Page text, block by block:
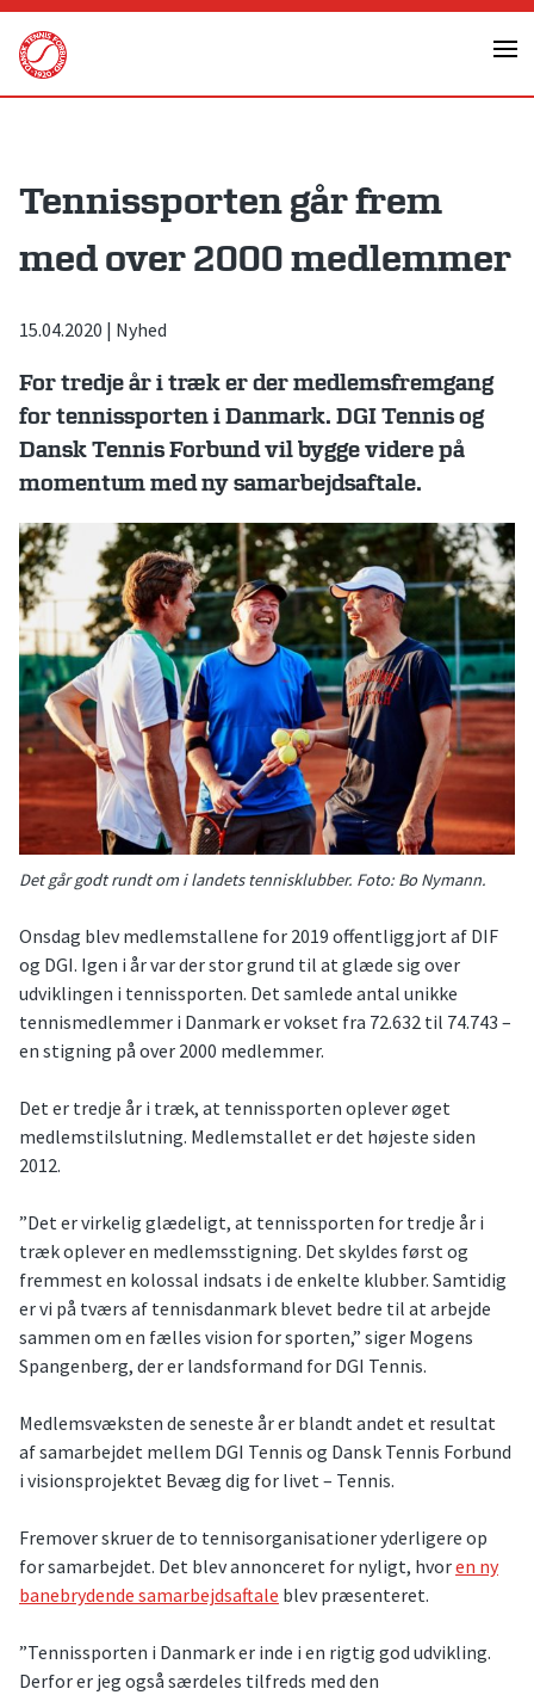
Skip
content
Tennissporten går frem
med over 2000 medlemmer
15.04.2020 | Nyhed
For tredje år i træk er der medlemsfremgang
for tennissporten i Danmark. DGI Tennis og
Dansk Tennis Forbund vil bygge videre på
momentum med ny samarbejdsaftale.
Det går godt rundt om i landets tennisklubber. Foto: Bo Nymann.
Onsdag blev medlemstallene for 2019 offentliggjort af DIF
og DGI. Igen i år var der stor grund til at glæde sig over
udviklingen i tennissporten. Det samlede antal unikke
tennismedlemmer i Danmark er vokset fra 72.632 til 74.743 –
en stigning på over 2000 medlemmer.
Det er tredje år i træk, at tennissporten oplever øget
medlemstilslutning. Medlemstallet er det højeste siden
2012.
”Det er virkelig glædeligt, at tennissporten for tredje år i
træk oplever en medlemsstigning. Det skyldes først og
fremmest en kolossal indsats i de enkelte klubber. Samtidig
er vi på tværs af tennisdanmark blevet bedre til at arbejde
sammen om en fælles vision for sporten,” siger Mogens
Spangenberg, der er landsformand for DGI Tennis.
Medlemsvæksten de seneste år er blandt andet et resultat
af samarbejdet mellem DGI Tennis og Dansk Tennis Forbund
i visionsprojektet Bevæg dig for livet – Tennis.
Fremover skruer de to tennisorganisationer yderligere op
for samarbejdet. Det blev annonceret for nyligt, hvoren ny
banebrydende samarbejdsaftale blev præsenteret.
”Tennissporten i Danmark er inde i en rigtig god udvikling.
Derfor er jeg også særdeles tilfreds med den